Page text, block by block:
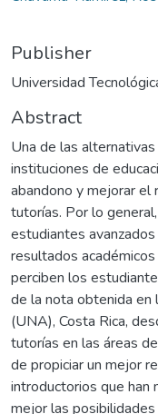
Publisher
Universidad
Abstract
Una de las
instituciones de
abandono y mejorar el
tutorías. Por lo
estudiantes
resultados
perciben los
de la nota obtenida en
(UNA), Costa Rica,
tutorías en las áreas
de propiciar un mejor
introductorios que han
mejor las